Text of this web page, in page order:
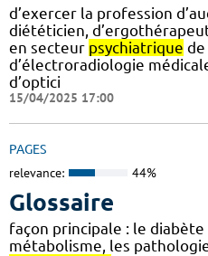
d’exercer la profession
diététicien,
en secteur psychiatrique
d’électroradiologie
d’optici
15/04/2025 17:00
PAGES
relevance: 44%
Glossaire
façon principale : le
métabolisme, les